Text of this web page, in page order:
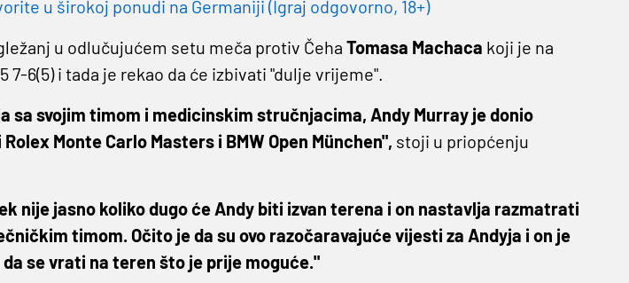
u širokoj ponudi na Germaniji (Igraj odgovorno, 18+)
u odlučujućem setu meča protiv Čeha Tomasa Machaca koji je na
7-6(5) i tada je rekao da će izbivati ​​"dulje vrijeme".
sa svojim timom i medicinskim stručnjacima, Andy Murray je donio
Monte Carlo Masters i BMW Open München", stoji u priopćenju
nije jasno koliko dugo će Andy biti izvan terena i on nastavlja razmatrati
timom. Očito je da su ovo razočaravajuće vijesti za Andyja i on je
da se vrati na teren što je prije moguće."